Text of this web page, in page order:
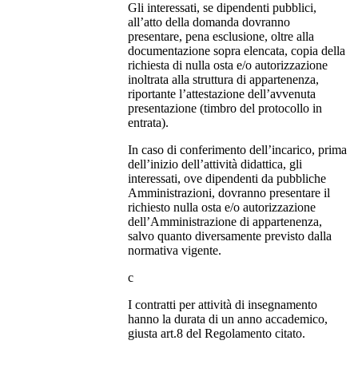
Gli interessati, se dipendenti pubblici,
all’atto della domanda dovranno
presentare, pena esclusione, oltre alla
documentazione sopra elencata, copia della
richiesta di nulla osta e/o autorizzazione
inoltrata alla struttura di appartenenza,
riportante l’attestazione dell’avvenuta
presentazione (timbro del protocollo in
entrata).
In caso di conferimento dell’incarico, prima
dell’inizio dell’attività didattica, gli
interessati, ove dipendenti da pubbliche
Amministrazioni, dovranno presentare il
richiesto nulla osta e/o autorizzazione
dell’Amministrazione di appartenenza,
salvo quanto diversamente previsto dalla
normativa vigente.
c
I contratti per attività di insegnamento
hanno la durata di un anno accademico,
giusta art.8 del Regolamento citato.